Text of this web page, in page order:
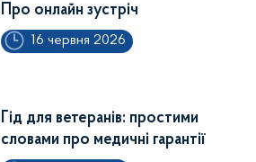
Про онлайн зустріч
16 червня 2026
Гід для ветеранів: простими
словами про медичні гарантії